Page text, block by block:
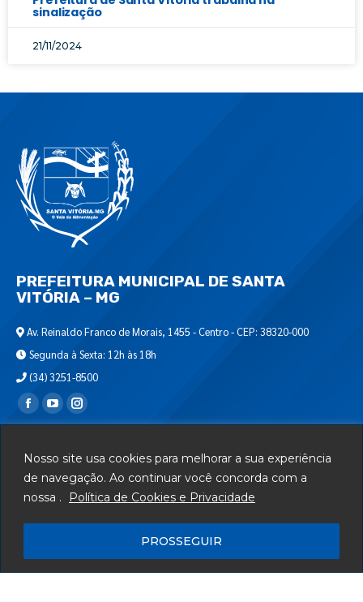
Nosso site usa cookies para melhorar a sua experiência
de navegação. Ao continuar você concorda com a
nossa .
Política de Cookies e Privacidade
PROSSEGUIR
sinalização
21/11/2024
PREFEITURA MUNICIPAL DE SANTA
VITÓRIA – MG
Av. Reinaldo Franco de Morais, 1455 - Centro - CEP: 38320-000
Segunda à Sexta: 12h às 18h
(34) 3251-8500
Encontre-nos em:
Departamento de T.I.
Serviços
Telefones Úteis